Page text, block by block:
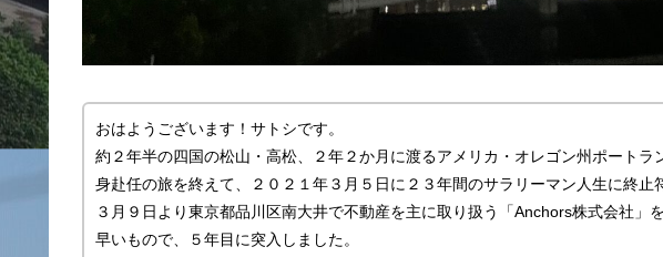
おはようございます！サトシです。
約２年半の四国の松山・高松、２年２か月に渡るアメリカ・オレゴン州ポートラ
身赴任の旅を終えて、２０２１年３月５日に２３年間のサラリーマン人生に終止
３月９日より東京都品川区南大井で不動産を主に取り扱う「Anchors株式会社」
早いもので、５年目に突入しました。